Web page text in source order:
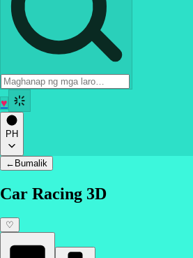
♥
PH
← Bumalik
Car Racing 3D
♡